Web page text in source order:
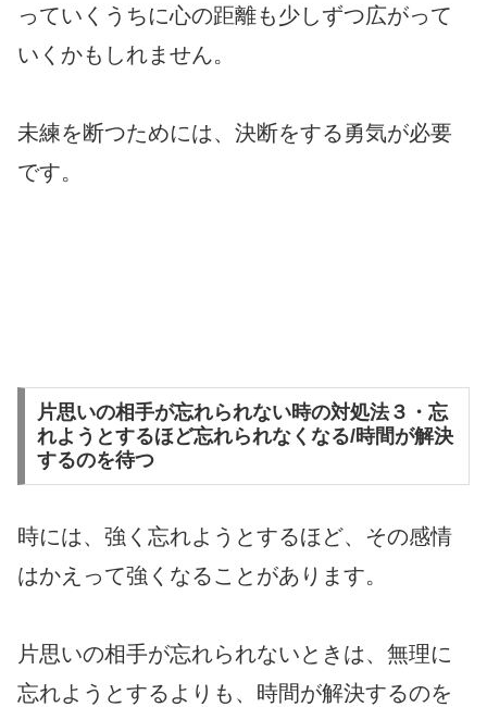
っていくうちに心の距離も少しずつ広がって
いくかもしれません。
未練を断つためには、決断をする勇気が必要
です。
片思いの相手が忘れられない時の対処法３・忘
れようとするほど忘れられなくなる/時間が解決
するのを待つ
時には、強く忘れようとするほど、その感情
はかえって強くなることがあります。
片思いの相手が忘れられないときは、無理に
忘れようとするよりも、時間が解決するのを